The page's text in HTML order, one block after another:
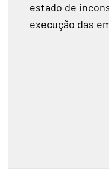
estado de
execução das